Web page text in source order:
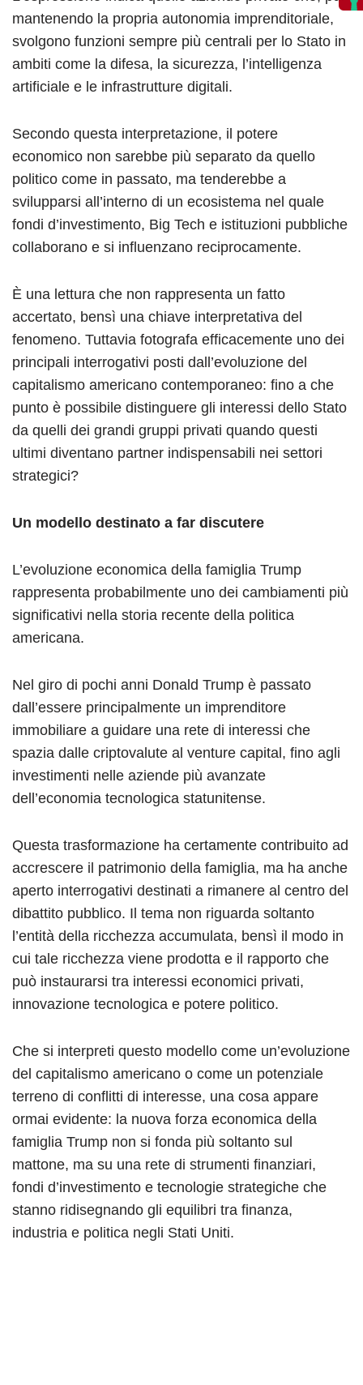
mantenendo la propria autonomia imprenditoriale,
svolgono funzioni sempre più centrali per lo Stato in
ambiti come la difesa, la sicurezza, l’intelligenza
artificiale e le infrastrutture digitali.
Secondo questa interpretazione, il potere
economico non sarebbe più separato da quello
politico come in passato, ma tenderebbe a
svilupparsi all’interno di un ecosistema nel quale
fondi d’investimento, Big Tech e istituzioni pubbliche
collaborano e si influenzano reciprocamente.
È una lettura che non rappresenta un fatto
accertato, bensì una chiave interpretativa del
fenomeno. Tuttavia fotografa efficacemente uno dei
principali interrogativi posti dall’evoluzione del
capitalismo americano contemporaneo: fino a che
punto è possibile distinguere gli interessi dello Stato
da quelli dei grandi gruppi privati quando questi
ultimi diventano partner indispensabili nei settori
strategici?
Un modello destinato a far discutere
L’evoluzione economica della famiglia Trump
rappresenta probabilmente uno dei cambiamenti più
significativi nella storia recente della politica
americana.
Nel giro di pochi anni Donald Trump è passato
dall’essere principalmente un imprenditore
immobiliare a guidare una rete di interessi che
spazia dalle criptovalute al venture capital, fino agli
investimenti nelle aziende più avanzate
dell’economia tecnologica statunitense.
Questa trasformazione ha certamente contribuito ad
accrescere il patrimonio della famiglia, ma ha anche
aperto interrogativi destinati a rimanere al centro del
dibattito pubblico. Il tema non riguarda soltanto
l’entità della ricchezza accumulata, bensì il modo in
cui tale ricchezza viene prodotta e il rapporto che
può instaurarsi tra interessi economici privati,
innovazione tecnologica e potere politico.
Che si interpreti questo modello come un’evoluzione
del capitalismo americano o come un potenziale
terreno di conflitti di interesse, una cosa appare
ormai evidente: la nuova forza economica della
famiglia Trump non si fonda più soltanto sul
mattone, ma su una rete di strumenti finanziari,
fondi d’investimento e tecnologie strategiche che
stanno ridisegnando gli equilibri tra finanza,
industria e politica negli Stati Uniti.